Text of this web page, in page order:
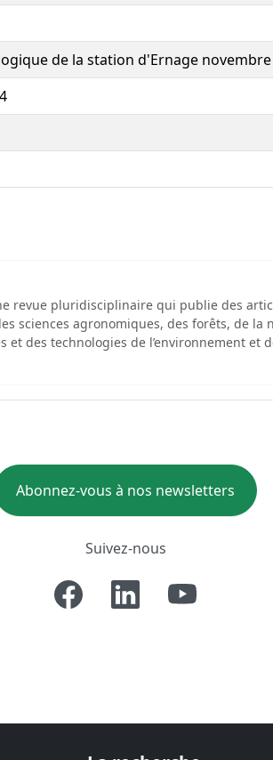
de la station d'Ernage novembre
revue pluridisciplinaire qui publie des
sciences agronomiques, des forêts, de la
et des technologies de l’environnement et
Abonnez-vous à nos newsletters
Suivez-nous